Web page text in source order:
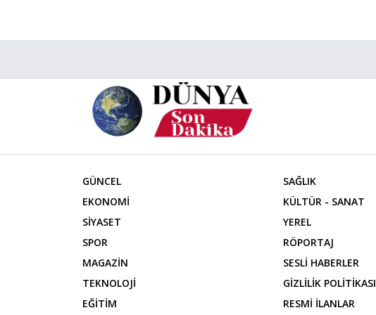
GÜNCEL
EKONOMİ
SİYASET
SPOR
MAGAZİN
TEKNOLOJİ
EĞİTİM
SAĞLIK
KÜLTÜR - SANAT
YEREL
RÖPORTAJ
SESLİ HABERLER
GİZLİLİK POLİTİKASI
RESMİ İLANLAR